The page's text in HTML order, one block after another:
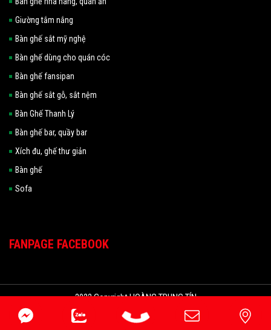
Giường tắm nắng
Bàn ghế sắt mỹ nghệ
Bàn ghế dùng cho quán cóc
Bàn ghế fansipan
Bàn ghế sắt gỗ, sắt nệm
Bàn Ghế Thanh Lý
Bàn ghế bar, quầy bar
Xích đu, ghế thư giản
Bàn ghế
Sofa
FANPAGE FACEBOOK
2022 Copyright HOÀNG TRUNG TÍN
Đang online: 106 Hôm nay: 5193 | Tuần: 69111 |
Tổng truy cập:
4479676